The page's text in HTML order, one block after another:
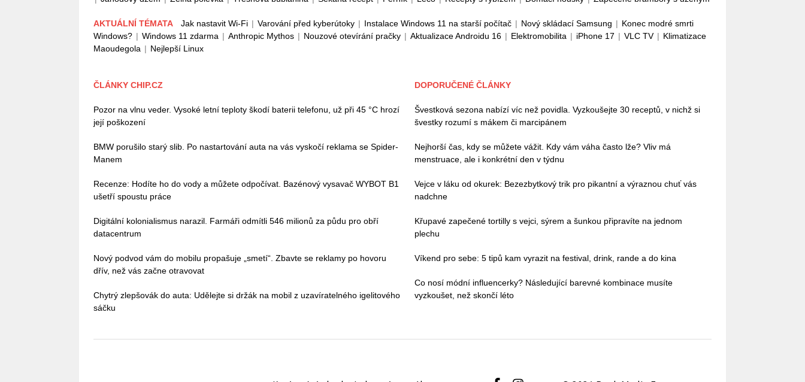
AKTUÁLNÍ TÉMATA Jak nastavit Wi-Fi | Varování před kyberútoky | Instalace Windows 11 na starší počítač | Nový skládací Samsung | Konec modré smrti
Windows? | Windows 11 zdarma | Anthropic Mythos | Nouzové otevírání pračky | Aktualizace Androidu 16 | Elektromobilita | iPhone 17 | VLC TV | Klimatizace
Maoudegola | Nejlepší Linux
ČLÁNKY CHIP.CZ
Pozor na vlnu veder. Vysoké letní teploty škodí baterii telefonu, už při 45 °C hrozí
její poškození
BMW porušilo starý slib. Po nastartování auta na vás vyskočí reklama se Spider-
Manem
Recenze: Hodíte ho do vody a můžete odpočívat. Bazénový vysavač WYBOT B1
ušetří spoustu práce
Digitální kolonialismus narazil. Farmáři odmítli 546 milionů za půdu pro obří
datacentrum
Nový podvod vám do mobilu propašuje „smetí“. Zbavte se reklamy po hovoru
dřív, než vás začne otravovat
Chytrý zlepšovák do auta: Udělejte si držák na mobil z uzavíratelného igelitového
sáčku
DOPORUČENÉ ČLÁNKY
Švestková sezona nabízí víc než povidla. Vyzkoušejte 30 receptů, v nichž si
švestky rozumí s mákem či marcipánem
Nejhorší čas, kdy se můžete vážit. Kdy vám váha často lže? Vliv má
menstruace, ale i konkrétní den v týdnu
Vejce v láku od okurek: Bezezbytkový trik pro pikantní a výraznou chuť vás
nadchne
Křupavé zapečené tortilly s vejci, sýrem a šunkou připravíte na jednom
plechu
Víkend pro sebe: 5 tipů kam vyrazit na festival, drink, rande a do kina
Co nosí módní influencerky? Následující barevné kombinace musíte
vyzkoušet, než skončí léto